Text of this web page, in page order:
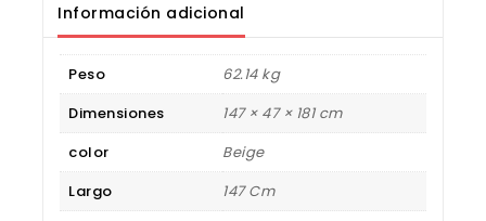
Información adicional
Peso
62.14 kg
Dimensiones
147 × 47 × 181 cm
color
Beige
Largo
147 Cm